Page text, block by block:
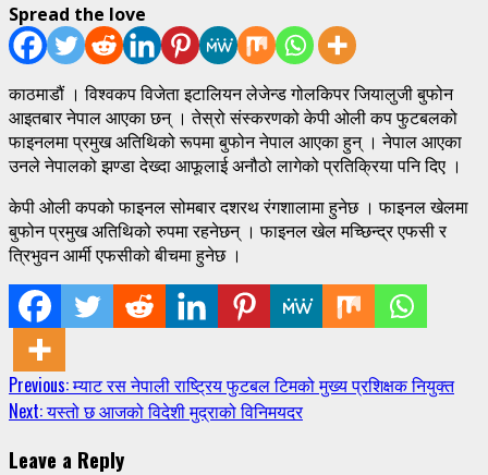
Spread the love
काठमाडौं । विश्वकप विजेता इटालियन लेजेन्ड गोलकिपर जियालुजी बुफोन
आइतबार नेपाल आएका छन् । तेस्रो संस्करणको केपी ओली कप फुटबलको
फाइनलमा प्रमुख अतिथिको रूपमा बुफोन नेपाल आएका हुन् । नेपाल आएका
उनले नेपालको झण्डा देख्दा आफूलाई अनौठो लागेको प्रतिक्रिया पनि दिए ।
केपी ओली कपको फाइनल सोमबार दशरथ रंगशालामा हुनेछ । फाइनल खेलमा
बुफोन प्रमुख अतिथिको रुपमा रहनेछन् । फाइनल खेल मच्छिन्द्र एफसी र
त्रिभुवन आर्मी एफसीको बीचमा हुनेछ ।
Continue
Reading
Previous:म्याट रस नेपाली राष्ट्रिय फुटबल टिमको मुख्य प्रशिक्षक नियुक्त
Next:यस्तो छ आजको विदेशी मुद्राको विनिमयदर
Leave a Reply